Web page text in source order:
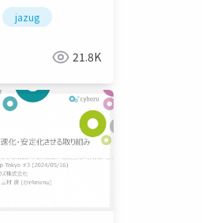
zap
jazug
21.8K